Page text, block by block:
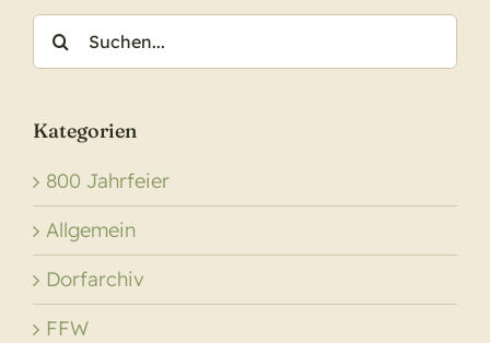
Suche
nach:
Kategorien
800 Jahrfeier
Allgemein
Dorfarchiv
FFW